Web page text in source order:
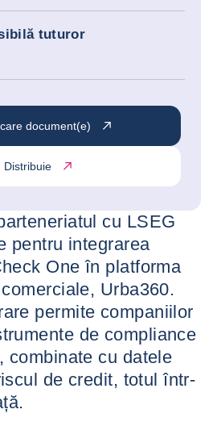
tuturor
document(e)
Distribuie
cu LSEG
pentru integrarea
One în platforma
Urba360.
permite companiilor
de compliance
combinate cu datele
de credit, totul într-